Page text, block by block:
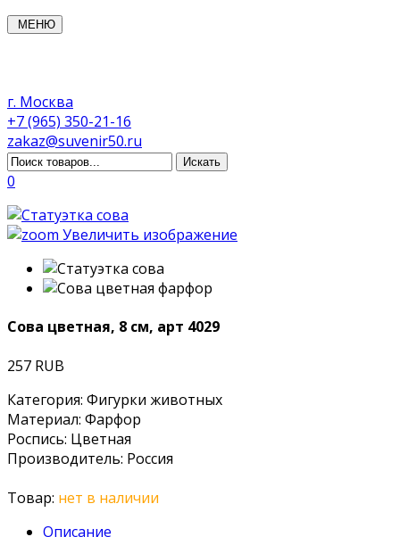
МЕНЮ
г. Москва
+7 (965) 350-21-16
zakaz@suvenir50.ru
0
Увеличить изображение
Сова цветная, 8 см, арт 4029
257 RUB
Категория: Фигурки животных
Материал: Фарфор
Роспись: Цветная
Производитель: Россия
Товар: нет в наличии
Описание